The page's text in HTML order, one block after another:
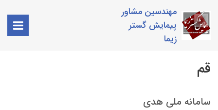
مهندسین مشاور
پیمایش گستر
زیما
قم
سامانه ملی هدی